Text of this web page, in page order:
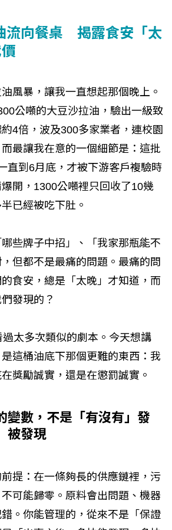
流向餐桌 揭露食安「太
風暴，讓我一直想起那個晚上。
公噸的大豆沙拉油，驗出一級致
4倍，波及300多家業者，連校園
最讓我在意的一個細節是：這批
直到6月底，才被下游客戶複驗時
開，1300公噸裡只回收了10幾
已經被吃下肚。
些牌子中招」、「我家那瓶能不
但都不是最痛的問題。最痛的問
食安，總是「太晚」才知道，而
發現的？
太多次類似的劇本。今天想講
這桶油底下那個更難的東西：我
獎勵誠實，還是在懲罰誠實。
變數，不是「有沒有」發
被發現
提：在一條夠長的供應鏈裡，污
可能歸零。原料會出問題、機器
。你能管理的，從來不是「保證